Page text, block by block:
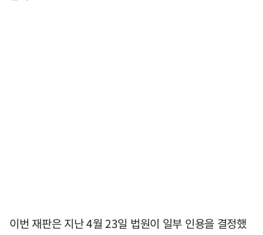
이번 재판은 지난 4월 23일 법원이 일부 인용을 결정했